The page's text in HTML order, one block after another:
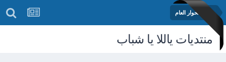
منتدى الحوار العام
منتديات ياللا يا شباب